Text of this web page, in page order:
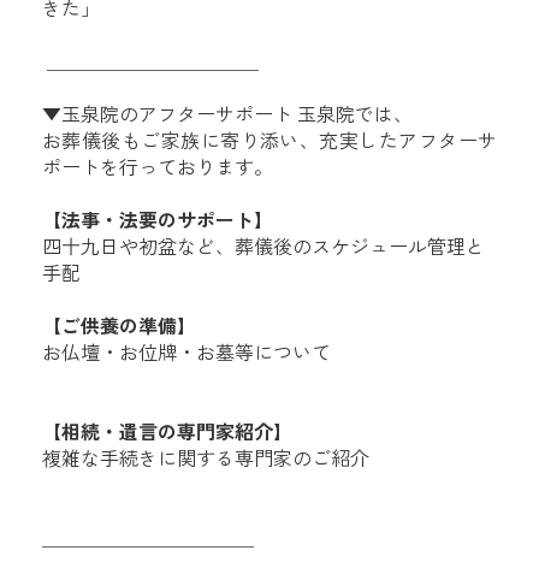
きた」
▼玉泉院のアフターサポート 玉泉院では、
お葬儀後もご家族に寄り添い、充実したアフターサ
ポートを行っております。
【法事・法要のサポート】
四十九日や初盆など、葬儀後のスケジュール管理と
手配
【ご供養の準備】
お仏壇・お位牌・お墓等について
【相続・遺言の専門家紹介】
複雑な手続きに関する専門家のご紹介